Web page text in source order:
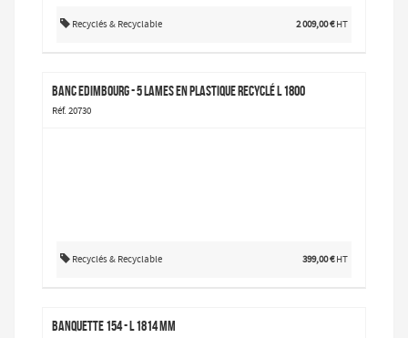
Recyclés & Recyclable 2 009,00 € HT
Banc Edimbourg - 5 lames en plastique recyclé L 1800
Réf. 20730
Recyclés & Recyclable 399,00 € HT
Banquette 154 - L 1814 mm